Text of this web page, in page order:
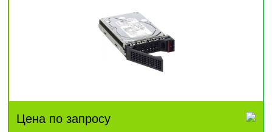
Цена по запросу